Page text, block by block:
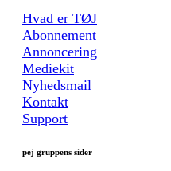
Hvad er TØJ
Abonnement
Annoncering
Mediekit
Nyhedsmail
Kontakt
Support
pej gruppens sider